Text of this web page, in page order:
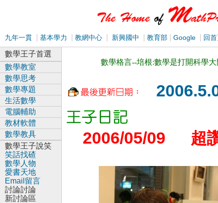
九年一貫 基本學力 教網中心 新興國中 教育部 Google 回
數學格言--培根:數學是打開科學
2006/05/09 超
數學王子首選
數學教室
數學思考
數學專題
生活數學
電腦輔助
教材軟體
數學教具
數學王子說笑
笑話找碴
數學人物
愛書天地
Email留言
討論討論
新討論區